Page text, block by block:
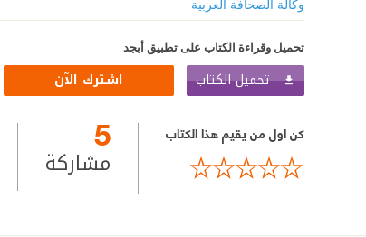
وكالة الصحافة العربية
تحميل وقراءة الكتاب على تطبيق أبجد
تحميل الكتاب اشترك الآن
كن اول من يقيم هذا الكتاب 5
مشاركة